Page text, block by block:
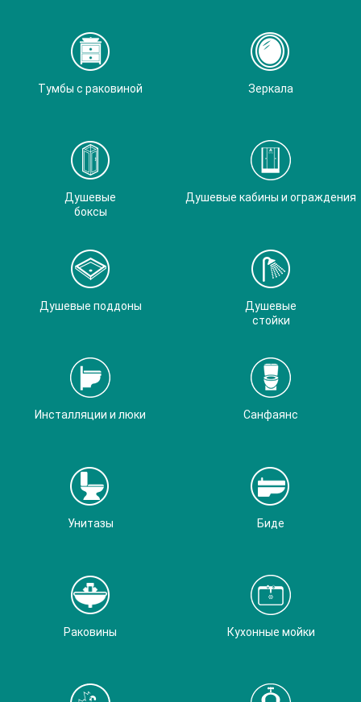
Тумбы с раковиной Зеркала
Душевые
боксы
Душевые кабины и ограждения
Душевые поддоны
Душевые
стойки
Инсталляции и люки Санфаянс
Унитазы Биде
Раковины Кухонные мойки